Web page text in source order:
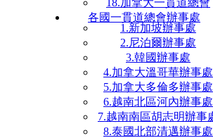
各國一貫道總會辦事處
1.新加坡辦事處
2.尼泊爾辦事處
3.韓國辦事處
4.加拿大溫哥華辦事處
5.加拿大多倫多辦事處
6.越南北區河內辦事處
7.越南南區胡志明辦事
8.泰國北部清邁辦事處